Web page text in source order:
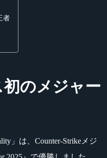
者
初のメジャー
」は、Counter-Strikeメジ